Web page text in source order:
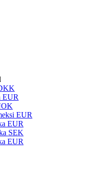
EUR
EUR
EUR
SEK
EUR